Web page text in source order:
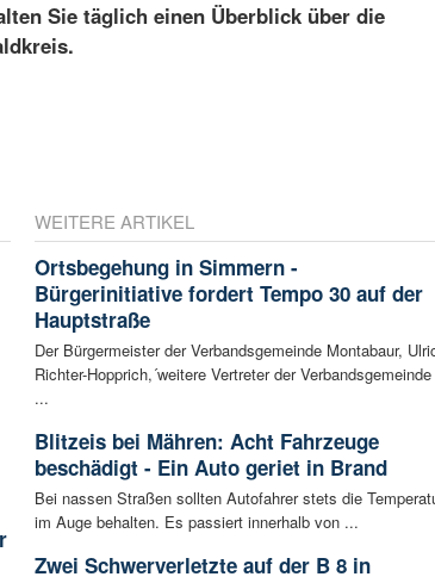
Sie täglich einen Überblick über die
WEITERE ARTIKEL
Ortsbegehung in Simmern -
Bürgerinitiative fordert Tempo 30 auf der
Hauptstraße
Der Bürgermeister der Verbandsgemeinde Montabaur,
Richter-Hopprich,´weitere Vertreter der Verbandsgemeinde
...
Blitzeis bei Mähren: Acht Fahrzeuge
beschädigt - Ein Auto geriet in Brand
Bei nassen Straßen sollten Autofahrer stets die
im Auge behalten. Es passiert innerhalb von ...
Zwei Schwerverletzte auf der B 8 in